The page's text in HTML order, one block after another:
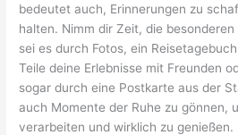
bedeutet auch, Erinnerungen zu
halten. Nimm dir Zeit, die
sei es durch Fotos, ein
Teile deine Erlebnisse mit Freunden
sogar durch eine Postkarte aus der
auch Momente der Ruhe zu gönnen,
verarbeiten und wirklich zu genießen.